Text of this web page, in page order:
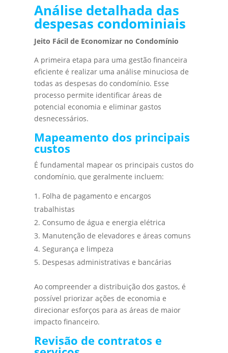
Análise detalhada das
despesas condominiais
Jeito Fácil de Economizar no Condomínio
A primeira etapa para uma gestão financeira
eficiente é realizar uma análise minuciosa de
todas as despesas do condomínio. Esse
processo permite identificar áreas de
potencial economia e eliminar gastos
desnecessários.
Mapeamento dos principais
custos
É fundamental mapear os principais custos do
condomínio, que geralmente incluem:
Folha de pagamento e encargos
trabalhistas
Consumo de água e energia elétrica
Manutenção de elevadores e áreas comuns
Segurança e limpeza
Despesas administrativas e bancárias
Ao compreender a distribuição dos gastos, é
possível priorizar ações de economia e
direcionar esforços para as áreas de maior
impacto financeiro.
Revisão de contratos e